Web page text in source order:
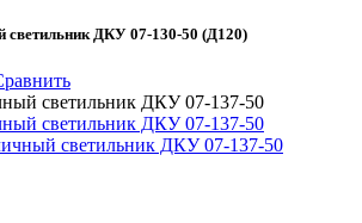
светильник ДКУ 07-130-50 (Д120)
светильник ДКУ 07-137-50
светильник ДКУ 07-137-50